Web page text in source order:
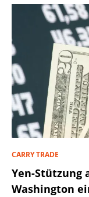
CARRY TRADE
Yen-Stützung
Washington